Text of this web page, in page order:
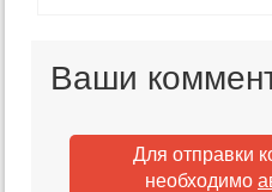
Ваши
Для отправки
необходимо